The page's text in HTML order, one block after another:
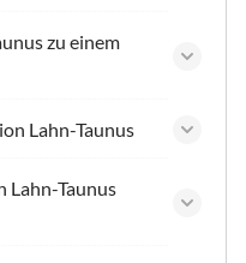
zu einem
Lahn-Taunus
Lahn-Taunus